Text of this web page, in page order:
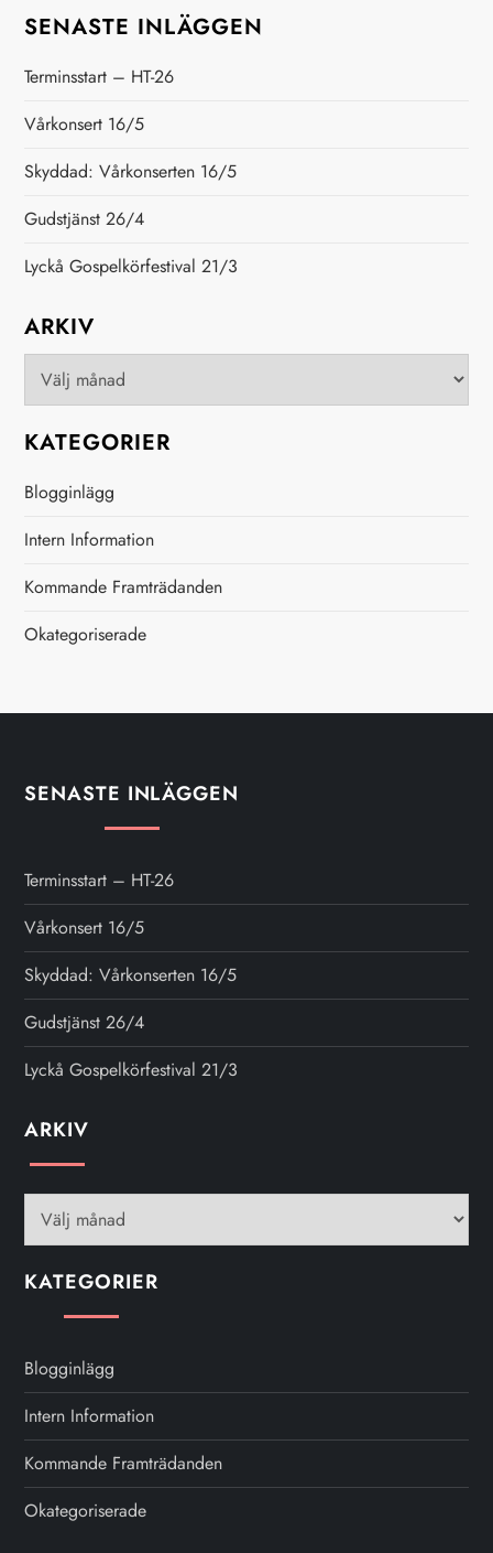
ä
g
g
s
n
a
v
i
g
e
r
i
n
g
SENASTE INLÄGGEN
Terminsstart – HT-26
Vårkonsert 16/5
Skyddad: Vårkonserten 16/5
Gudstjänst 26/4
Lyckå Gospelkörfestival 21/3
ARKIV
Arkiv
KATEGORIER
Blogginlägg
Intern Information
Kommande Framträdanden
Okategoriserade
SENASTE INLÄGGEN
Terminsstart – HT-26
Vårkonsert 16/5
Skyddad: Vårkonserten 16/5
Gudstjänst 26/4
Lyckå Gospelkörfestival 21/3
ARKIVArkiv
KATEGORIER
Blogginlägg
Intern Information
Kommande Framträdanden
Okategoriserade